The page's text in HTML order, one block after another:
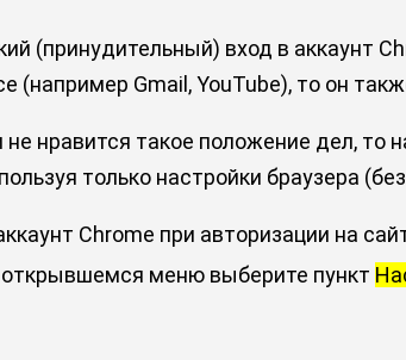
(принудительный) вход в аккаунт
(например Gmail, YouTube), то он
нравится такое положение дел, то
только настройки браузера
Chrome при авторизации на
открывшемся меню выберите пункт